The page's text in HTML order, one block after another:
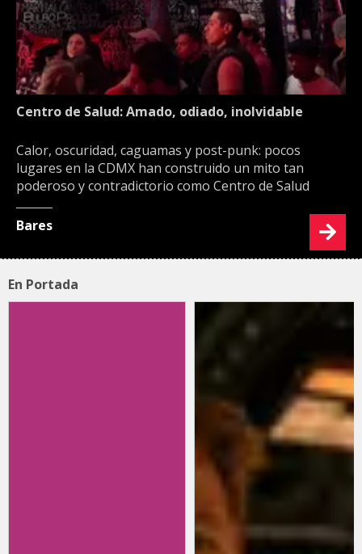
Centro de Salud: Amado, odiado, inolvidable
Calor, oscuridad, caguamas y post-punk: pocos
lugares en la CDMX han construido un mito tan
poderoso y contradictorio como Centro de Salud
Bares
En Portada